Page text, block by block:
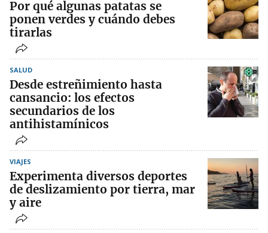
Por qué algunas patatas se
ponen verdes y cuándo debes
tirarlas
SALUD
Desde estreñimiento hasta
cansancio: los efectos
secundarios de los
antihistamínicos
VIAJES
Experimenta diversos deportes
de deslizamiento por tierra, mar
y aire